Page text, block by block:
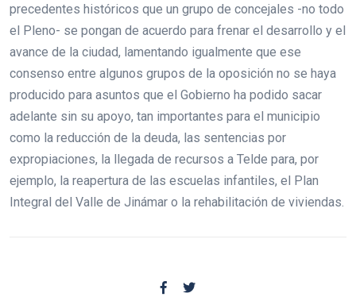
precedentes históricos que un grupo de concejales -no todo
el Pleno- se pongan de acuerdo para frenar el desarrollo y el
avance de la ciudad, lamentando igualmente que ese
consenso entre algunos grupos de la oposición no se haya
producido para asuntos que el Gobierno ha podido sacar
adelante sin su apoyo, tan importantes para el municipio
como la reducción de la deuda, las sentencias por
expropiaciones, la llegada de recursos a Telde para, por
ejemplo, la reapertura de las escuelas infantiles, el Plan
Integral del Valle de Jinámar o la rehabilitación de viviendas.